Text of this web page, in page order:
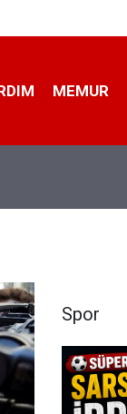
MEMUR
Spor